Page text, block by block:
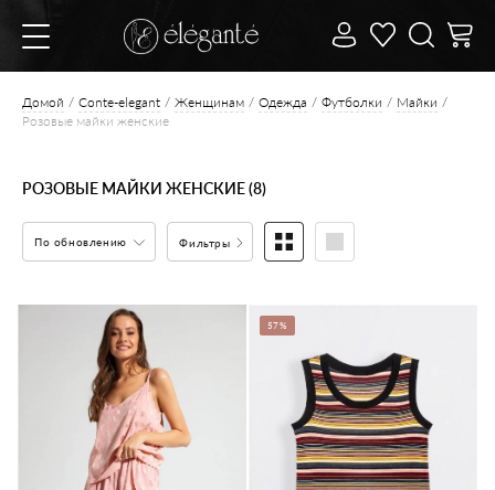
Домой Conte-elegant Женщинам Одежда Футболки
Майки
Розовые майки женские
РОЗОВЫЕ МАЙКИ ЖЕНСКИЕ (8)
По обновлению Фильтры
57%